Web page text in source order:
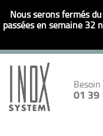
Nous serons fermés
passées en semaine 32
01 39